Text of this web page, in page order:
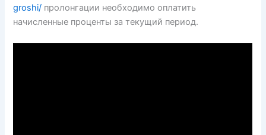
groshi/ пролонгации необходимо оплатить
начисленные проценты за текущий период.